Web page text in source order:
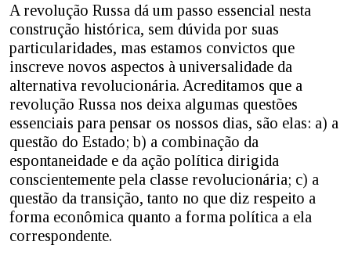
A revolução Russa dá um passo essencial nesta
construção histórica, sem dúvida por suas
particularidades, mas estamos convictos que
inscreve novos aspectos à universalidade da
alternativa revolucionária. Acreditamos que a
revolução Russa nos deixa algumas questões
essenciais para pensar os nossos dias, são elas: a) a
questão do Estado; b) a combinação da
espontaneidade e da ação política dirigida
conscientemente pela classe revolucionária; c) a
questão da transição, tanto no que diz respeito a
forma econômica quanto a forma política a ela
correspondente.